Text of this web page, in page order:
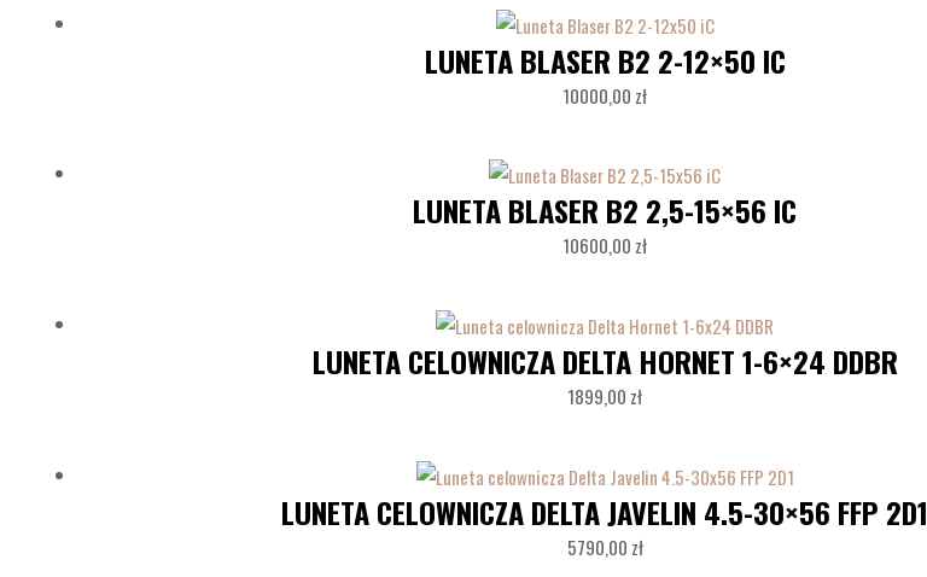
LUNETA BLASER B2 2-12×50 IC
10000,00 zł
LUNETA BLASER B2 2,5-15×56 IC
10600,00 zł
LUNETA CELOWNICZA DELTA HORNET 1-6×24 DDBR
1899,00 zł
LUNETA CELOWNICZA DELTA JAVELIN 4.5-30×56 FFP 2D1
5790,00 zł